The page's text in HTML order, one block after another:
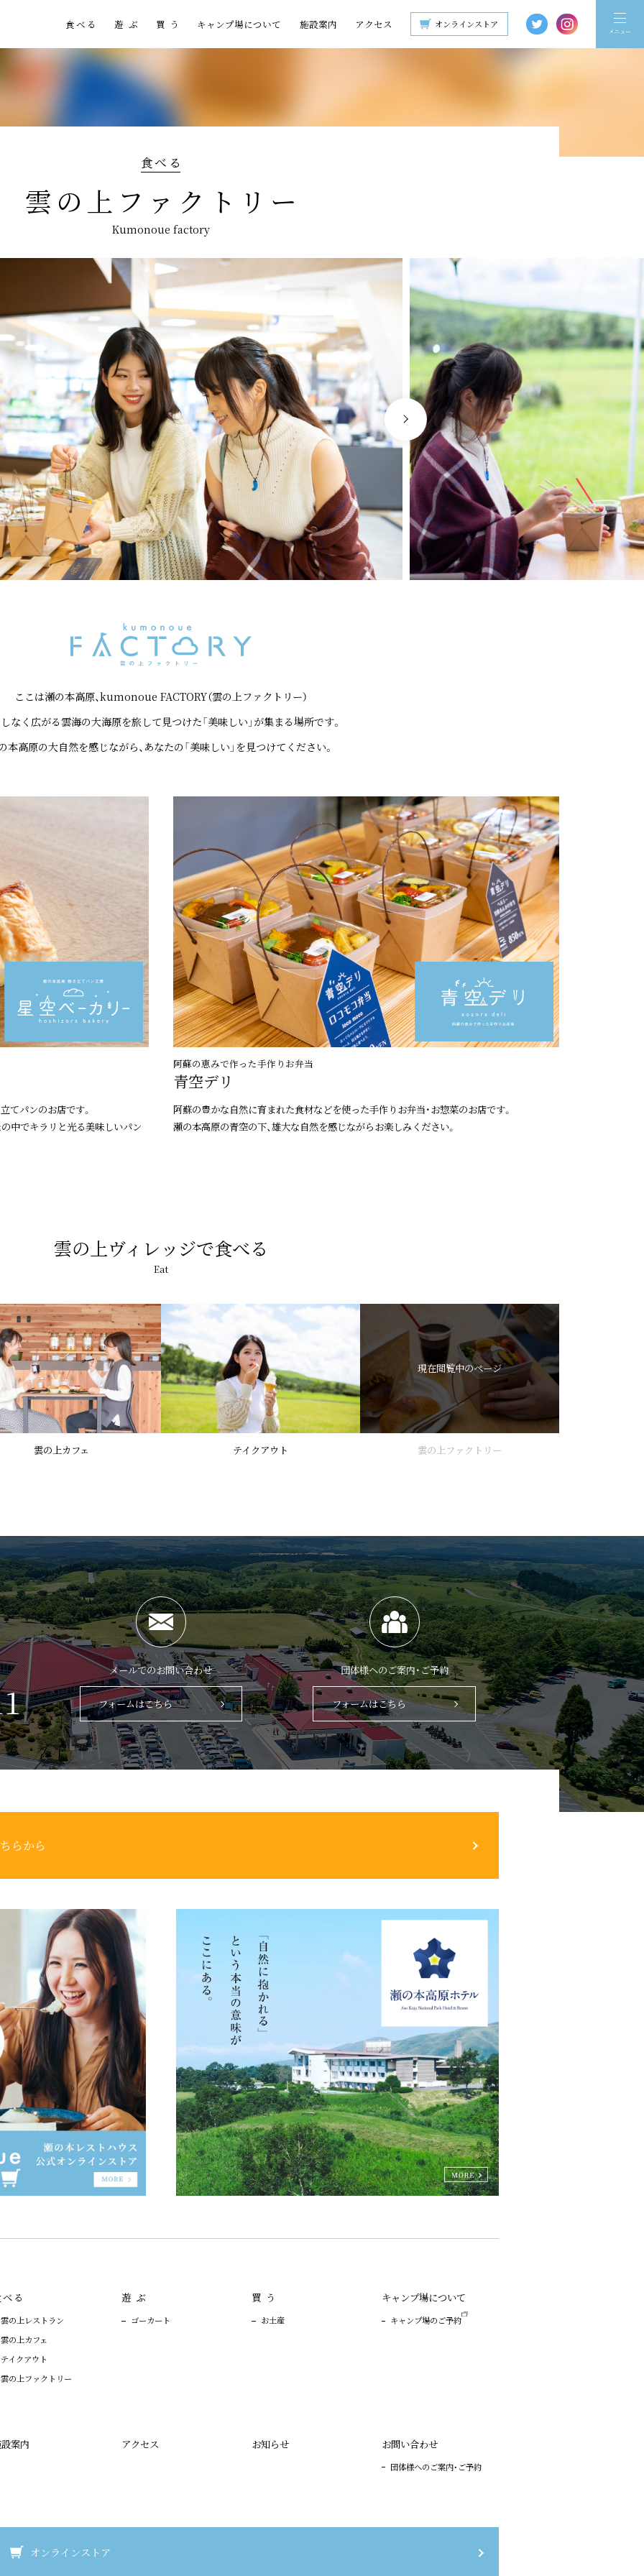
食べる 遊ぶ 買う キャンプ場について 施設案内 アクセス オンラインストア
メニュー
食べる
雲 の 上 フ ァ ク ト リ ー
Kumonoue factory
ここは瀬の本高原、kumonoue FACTORY（雲の上ファクトリー）
なく広がる雲海の大海原を旅して見つけた「美味しい」が集まる場所です。
本高原の大自然を感じながら、あなたの「美味しい」を見つけてください。
てパンのお店です。
中でキラリと光る美味しいパン
阿蘇の恵みで作った手作りお弁当
青空デリ
阿蘇の豊かな自然に育まれた食材などを使った手作りお弁当・お惣菜のお店です。
瀬の本高原の青空の下、雄大な自然を感じながらお楽しみください。
雲の上ヴィレッジで食べる
Eat
雲の上カフェ テイクアウト 雲の上ファクトリー
メールでのお問い合わせ
フォームはこちら
団体様へのご案内・ご予約
フォームはこちら
らから
る
雲の上レストラン
雲の上カフェ
テイクアウト
雲の上ファクトリー
遊ぶ
ゴーカート
買う
お土産
キャンプ場について
キャンプ場のご予約
案内 アクセス お知らせ お問い合わせ
団体様へのご案内・ご予約
オンラインストア